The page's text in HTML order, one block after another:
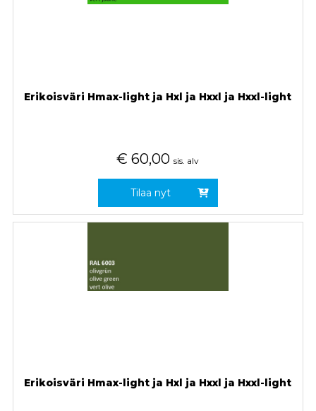
Erikoisväri Hmax-light ja Hxl ja Hxxl ja Hxxl-light
€ 60,00 sis. alv
Tilaa nyt
Erikoisväri Hmax-light ja Hxl ja Hxxl ja Hxxl-light